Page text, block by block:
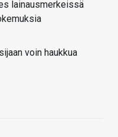
lainausmerkeissä
voin haukkua